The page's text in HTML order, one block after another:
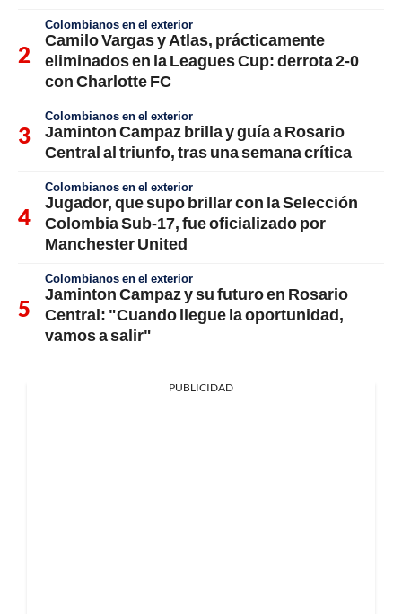
Colombianos en el exterior
Camilo Vargas y Atlas, prácticamente
eliminados en la Leagues Cup: derrota 2-0
con Charlotte FC
Colombianos en el exterior
Jaminton Campaz brilla y guía a Rosario
Central al triunfo, tras una semana crítica
Colombianos en el exterior
Jugador, que supo brillar con la Selección
Colombia Sub-17, fue oficializado por
Manchester United
Colombianos en el exterior
Jaminton Campaz y su futuro en Rosario
Central: "Cuando llegue la oportunidad,
vamos a salir"
PUBLICIDAD